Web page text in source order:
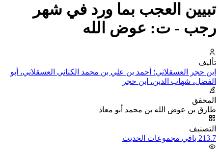
تبيين العجب بما ورد في شهر
رجب - ت: عوض الله
تأليف
ابن حجر العسقلاني؛ أحمد بن علي بن محمد الكناني العسقلاني، أبو
الفضل، شهاب الدين، ابن حجر
المحقق
طارق بن عوض الله بن محمد أبو معاذ
التصنيف
213.7 باقي مجموعات الحديث